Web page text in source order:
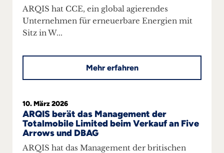
ARQIS hat CCE, ein global agierendes
Unternehmen für erneuerbare Energien mit
Sitz in W...
Mehr erfahren
10. März 2026
ARQIS berät das Management der
Totalmobile Limited beim Verkauf an Five
Arrows und DBAG
ARQIS hat das Management der britischen